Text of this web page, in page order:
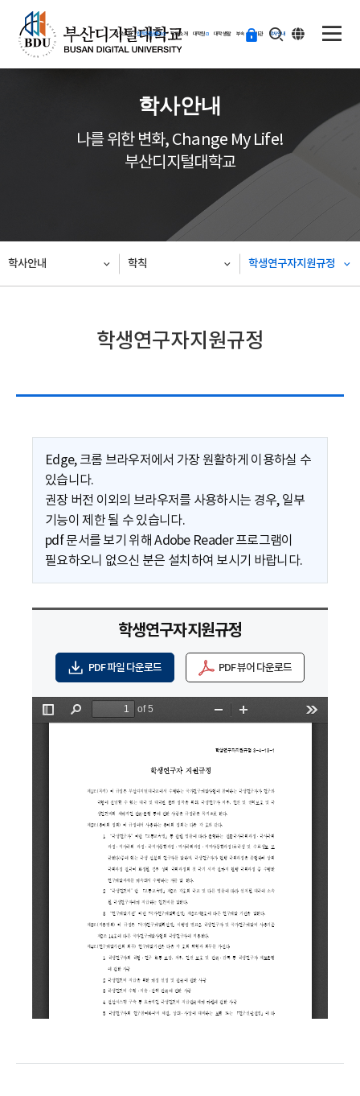
대학소개 입학지원센터 학과소개 대학원 대학생활 부속·부설기관 학사안내
등
ENG
학사안내
나를 위한 변화, Change My Life!
부산디지털대학교
학사안내 학칙 학생연구자지원규정
학생연구자지원규정
Edge, 크롬 브라우저에서 가장 원활하게 이용하실 수
있습니다.
권장 버전 이외의 브라우저를 사용하시는 경우, 일부
기능이 제한 될 수 있습니다.
pdf 문서를 보기 위해 Adobe Reader 프로그램이
필요하오니 없으신 분은 설치하여 보시기 바랍니다.
학생연구자지원규정
PDF 파일 다운로드 PDF 뷰어 다운로드